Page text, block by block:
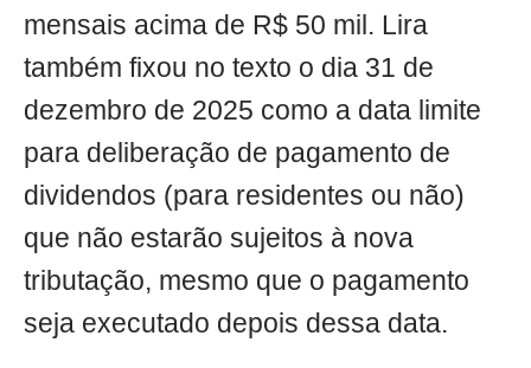
mensais acima de R$ 50 mil. Lira
também fixou no texto o dia 31 de
dezembro de 2025 como a data limite
para deliberação de pagamento de
dividendos (para residentes ou não)
que não estarão sujeitos à nova
tributação, mesmo que o pagamento
seja executado depois dessa data.